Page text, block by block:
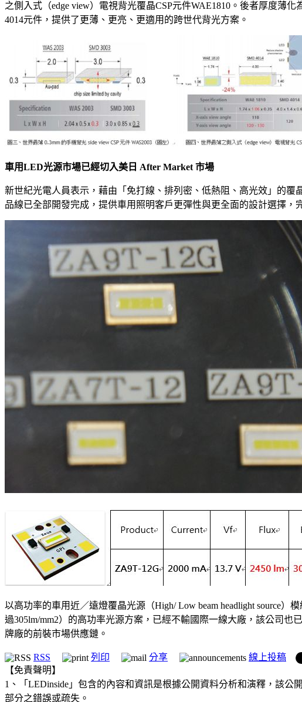
之側入式（edge view）電視背光覆晶CSP元件WAE1810。後者厚度薄
4014元件，提供了更薄、更亮、更適用的跨世代背光方案。
車用LED光源市場已經切入美日 After Market 市場
新世紀光電人員表示，藉由「免打線、排列密、低熱阻、高光效」的
品線已全部開發完成，提供車用照明客戶更彈性與更全面的設計選擇，
以高功率的車用近／遠燈覆晶光源（High/ Low beam headlight source
過305lm/mm2）的高功率光源方案，已經不輸國際一線大廠，該公司也
牌廠的前裝市場供應鏈。
RSS 列印 分享
線上投稿
【免責聲明】
1、「LEDinside」包含的內容和資訊是根據公開資料分析和演釋，該
部分之錯誤或疏失。